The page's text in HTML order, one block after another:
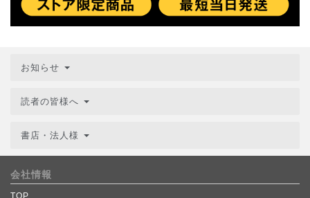
お知らせ
読者の皆様へ
書店・法人様
会社情報
TOP